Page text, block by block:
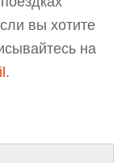
вы хотите
на
.